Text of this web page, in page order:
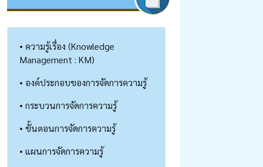
• ความรู้เรื่อง (Knowledge
Management : KM)
• องค์ประกอบของการจัดการความรู้
• กระบวนการจัดการความรู้
• ขั้นตอนการจัดการความรู้
• แผนการจัดการความรู้